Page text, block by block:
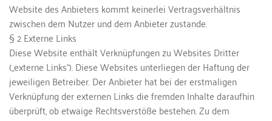
Website des Anbieters kommt keinerlei Vertragsverhältnis
zwischen dem Nutzer und dem Anbieter zustande.
§ 2 Externe Links
Diese Website enthält Verknüpfungen zu Websites Dritter
(„externe Links“). Diese Websites unterliegen der Haftung der
jeweiligen Betreiber. Der Anbieter hat bei der erstmaligen
Verknüpfung der externen Links die fremden Inhalte daraufhin
überprüft, ob etwaige Rechtsverstöße bestehen. Zu dem